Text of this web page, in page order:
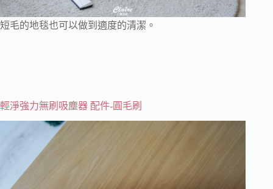
短毛的地毯也可以做到適度的清潔。
輕淨強力無刷吸塵器 配件-圓毛刷